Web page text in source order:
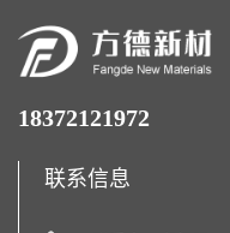
18372121972
联系信息